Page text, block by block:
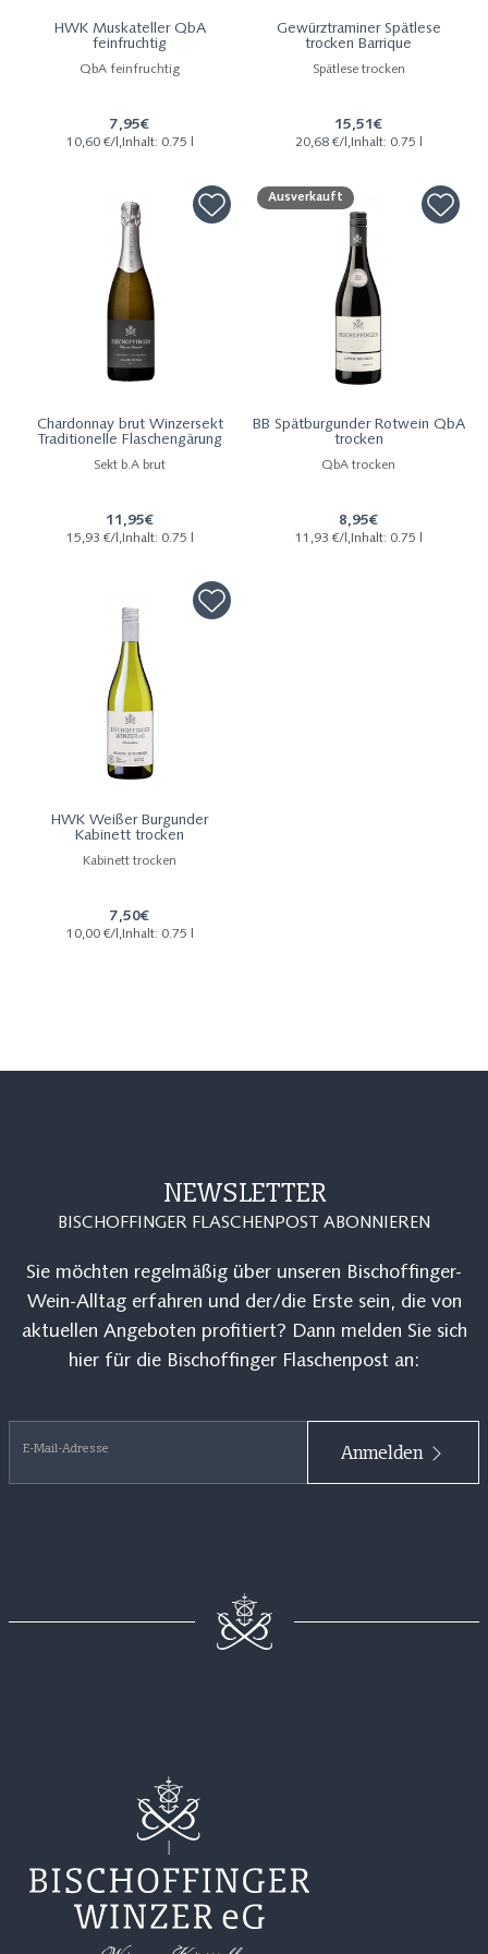
HWK Muskateller QbA
feinfruchtig
QbA feinfruchtig
7,95€
10,60 €/l,Inhalt: 0.75 l
Gewürztraminer Spätlese
trocken Barrique
Spätlese trocken
15,51€
20,68 €/l,Inhalt: 0.75 l
Chardonnay brut Winzersekt
Traditionelle Flaschengärung
Sekt b.A brut
11,95€
15,93 €/l,Inhalt: 0.75 l
BB Spätburgunder Rotwein QbA
trocken
QbA trocken
Ausverkauft
8,95€
11,93 €/l,Inhalt: 0.75 l
HWK Weißer Burgunder
Kabinett trocken
Kabinett trocken
7,50€
10,00 €/l,Inhalt: 0.75 l
NEWSLETTER
BISCHOFFINGER FLASCHENPOST ABONNIEREN
Sie möchten regelmäßig über unseren Bischoffinger-
Wein-Alltag erfahren und der/die Erste sein, die von
aktuellen Angeboten profitiert? Dann melden Sie sich
hier für die Bischoffinger Flaschenpost an:
E-Mail-Adresse Anmelden